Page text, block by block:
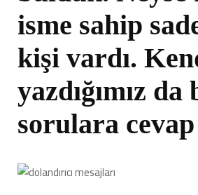
isme sahip
kişi vardı.
yazdığımız da
sorulara